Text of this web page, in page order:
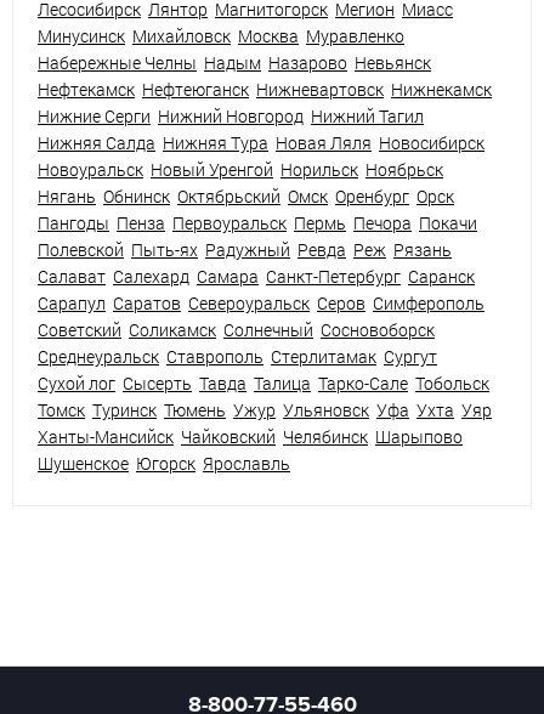
Лесосибирск Лянтор Магнитогорск Мегион Миасс
Минусинск Михайловск Москва Муравленко
Набережные Челны Надым Назарово Невьянск
Нефтекамск Нефтеюганск Нижневартовск Нижнекамск
Нижние Серги Нижний Новгород Нижний Тагил
Нижняя Салда Нижняя Тура Новая Ляля Новосибирск
Новоуральск Новый Уренгой Норильск Ноябрьск
Нягань Обнинск Октябрьский Омск Оренбург Орск
Пангоды Пенза Первоуральск Пермь Печора Покачи
Полевской Пыть-ях Радужный Ревда Реж Рязань
Салават Салехард Самара Санкт-Петербург Саранск
Сарапул Саратов Североуральск Серов Симферополь
Советский Соликамск Солнечный Сосновоборск
Среднеуральск Ставрополь Стерлитамак Сургут
Сухой лог Сысерть Тавда Талица Тарко-Сале Тобольск
Томск Туринск Тюмень Ужур Ульяновск Уфа Ухта Уяр
Ханты-Мансийск Чайковский Челябинск Шарыпово
Шушенское Югорск Ярославль
8-800-77-55-460